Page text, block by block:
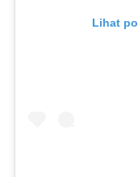
Lihat